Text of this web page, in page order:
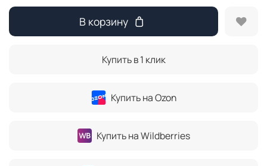
В корзину
Купить в 1 клик
Купить на Ozon
Купить на Wildberries